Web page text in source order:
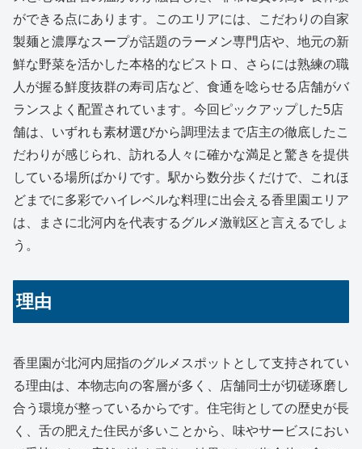
ができる点にあります。このエリアには、こだわりの自家
製麺と濃厚なスープが話題のラーメン専門店や、地元の新
鮮な野菜を活かした本格的なビストロ、さらには熟練の職
人が握る鮮度抜群の寿司店など、食通を唸らせる店舗がバ
ランスよく配置されています。今回ピックアップした5店
舗は、いずれも素材選びから調理法まで店主の徹底したこ
だわりが感じられ、訪れる人々に確かな満足と驚きを提供
している場所ばかりです。駅から数分歩くだけで、これほ
どまでに多彩でハイレベルな料理に出会える香里園エリア
は、まさに北河内を代表するグルメ激戦区と言えるでしょ
う。
理由
香里園が北河内屈指のグルメスポットとして支持されてい
る理由は、本物志向の客層が多く、店舗同士が切磋琢磨し
合う環境が整っているからです。住宅街としての歴史が長
く、舌の肥えた住民が多いことから、味やサービスにおい